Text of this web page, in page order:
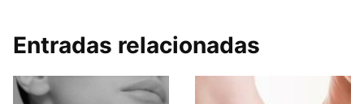
Entradas relacionadas